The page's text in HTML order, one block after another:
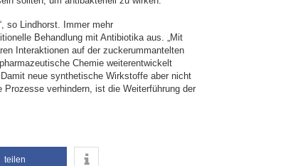
so Lindhorst. Immer mehr
Behandlung mit Antibiotika aus. „Mit
Interaktionen auf der zuckerummantelten
Chemie weiterentwickelt
neue synthetische Wirkstoffe aber nicht
verhindern, ist die Weiterführung der
teilen